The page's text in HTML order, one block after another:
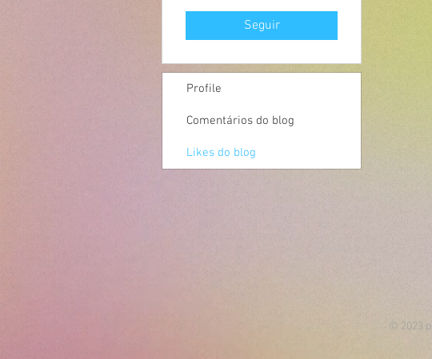
Seguir
Profile
Comentários do blog
Likes do blog
© 2023